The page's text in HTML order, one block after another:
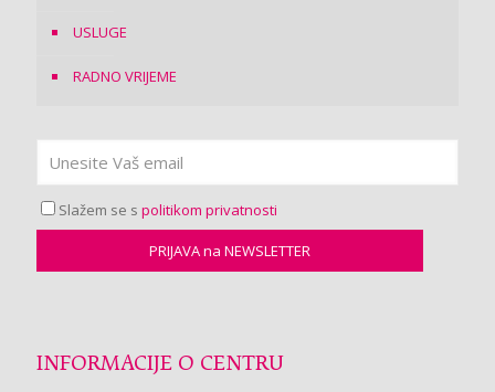
USLUGE
RADNO VRIJEME
Slažem se s politikom privatnosti
INFORMACIJE O CENTRU